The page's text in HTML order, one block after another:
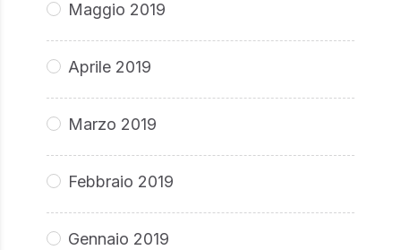
Maggio 2019
Aprile 2019
Marzo 2019
Febbraio 2019
Gennaio 2019